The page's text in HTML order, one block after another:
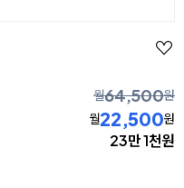
월64,500원
월22,500원
23만 1천원